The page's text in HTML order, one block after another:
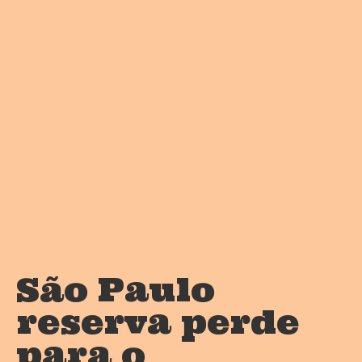
São Paulo
reserva perde